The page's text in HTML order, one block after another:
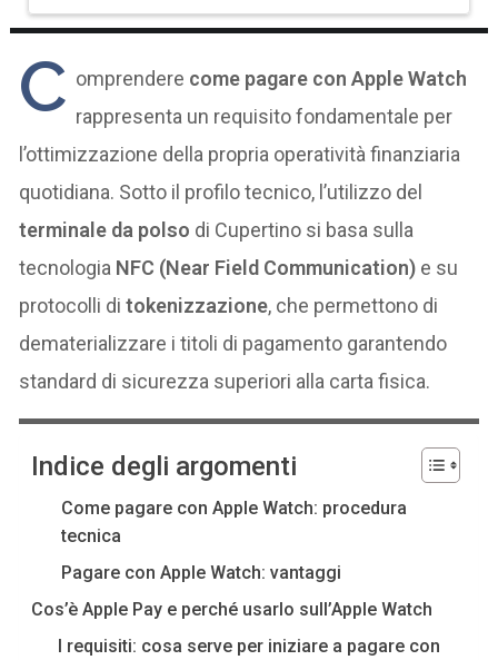
C omprendere come pagare con Apple Watch
rappresenta un requisito fondamentale per
l’ottimizzazione della propria operatività finanziaria
quotidiana. Sotto il profilo tecnico, l’utilizzo del
terminale da polso di Cupertino si basa sulla
tecnologia NFC (Near Field Communication) e su
protocolli ditokenizzazione, che permettono di
dematerializzare i titoli di pagamento garantendo
standard di sicurezza superiori alla carta fisica.
Indice degli argomenti
Come pagare con Apple Watch: procedura
tecnica
Pagare con Apple Watch: vantaggi
Cos’è Apple Pay e perché usarlo sull’Apple Watch
I requisiti: cosa serve per iniziare a pagare con